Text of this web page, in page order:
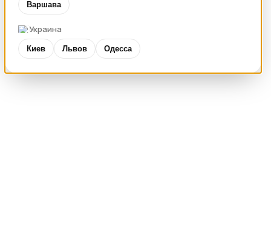
Варшава
Украина
Киев Львов Одесса